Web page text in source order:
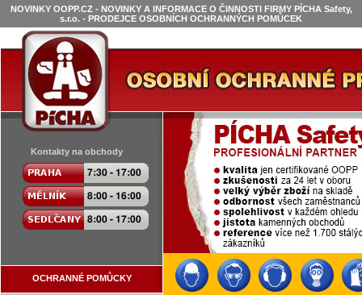
NOVINKY OOPP.CZ - NOVINKY A INFORMACE O ČINNOSTI FIRMY PÍCHA Safety,
s.r.o. - PRODEJCE OSOBNÍCH OCHRANNÝCH POMŮCEK
Kontakty na obchody
OCHRANNÉ POMŮCKY